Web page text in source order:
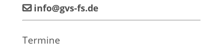
info@gvs-fs.de
Termine